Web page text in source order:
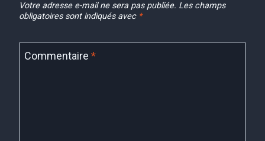
Votre adresse e-mail ne sera pas publiée. Les champs
obligatoires sont indiqués avec *
Commentaire *